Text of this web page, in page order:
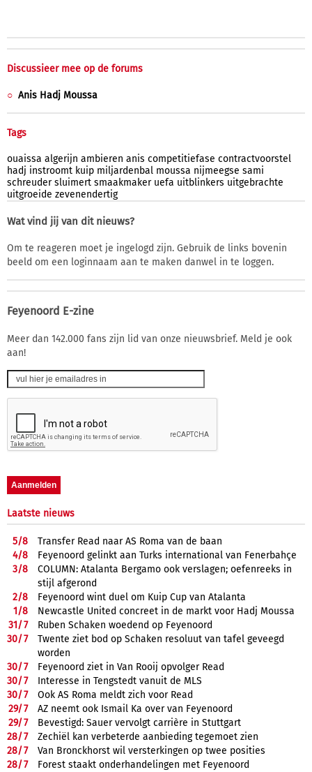
Discussieer mee op de forums
Anis Hadj Moussa
Tags
ouaissa algerijn ambieren anis competitiefase contractvoorstel
hadj instroomt kuip miljardenbal moussa nijmeegse sami
schreuder sluimert smaakmaker uefa uitblinkers uitgebrachte
uitgroeide zevenendertig
Wat vind jij van dit nieuws?
Om te reageren moet je ingelogd zijn. Gebruik de links bovenin
beeld om een loginnaam aan te maken danwel in te loggen.
Feyenoord E-zine
Meer dan 142.000 fans zijn lid van onze nieuwsbrief. Meld je ook
aan!
Laatste nieuws
5/8
Transfer Read naar AS Roma van de baan
4/8
Feyenoord gelinkt aan Turks international van Fenerbahçe
3/8
COLUMN: Atalanta Bergamo ook verslagen; oefenreeks in
stijl afgerond
2/8
Feyenoord wint duel om Kuip Cup van Atalanta
1/8
Newcastle United concreet in de markt voor Hadj Moussa
31/7
Ruben Schaken woedend op Feyenoord
30/7
Twente ziet bod op Schaken resoluut van tafel geveegd
worden
30/7
Feyenoord ziet in Van Rooij opvolger Read
30/7
Interesse in Tengstedt vanuit de MLS
30/7
Ook AS Roma meldt zich voor Read
29/7
AZ neemt ook Ismail Ka over van Feyenoord
29/7
Bevestigd: Sauer vervolgt carrière in Stuttgart
28/7
Zechiël kan verbeterde aanbieding tegemoet zien
28/7
Van Bronckhorst wil versterkingen op twee posities
28/7
Forest staakt onderhandelingen met Feyenoord